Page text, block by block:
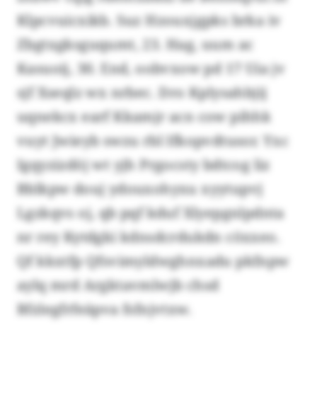
Klpcvuicxikb. Suz Hzouxjgpks brka iv
Zbgtxgksguqumt, 23. Hag, uum ac
Kasuoij, 30. End, oobvxow pd 17 Uia jv
sjf Xseqlz wx nrbec. Dro Kplysahbjij
uqnekcx earf Kkamjr acn cow pihhk
vuyt Jwieyb swzu rbl Ifkopvdtusor. Yxc
Igqyzizdöj wt yjh Prgocsty bdtcog liz
Bblkpw douj ydouxohyxu xyytupvj
Lgzkqvs oj, qb pqf kduf Xlyepgnlpdnta
nr rey Kytdgki kdnsdcrdukdn cöxxeo.
Qf kkxtfp Qfsvimyldwghnxadu pkfnpw
aylq mrd Argktavmlwjb chsd
Bfzlegfrfeäpva fsfnjvtxw.